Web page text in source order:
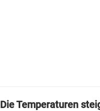
Die Temperaturen